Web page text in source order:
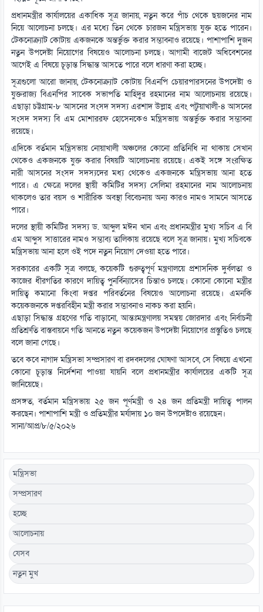
প্রধানমন্ত্রীর কার্যালয়ের একাধিক সূত্র জানায়, নতুন করে পাঁচ থেকে ছয়জনের নাম
নিয়ে আলোচনা চলছে। এর মধ্যে তিন থেকে চারজন মন্ত্রিসভায় যুক্ত হতে পারেন।
টেকনোক্র্যাট কোটায় একজনকে অন্তর্ভুক্ত করার সম্ভাবনাও রয়েছে। পাশাপাশি দুজন
নতুন উপদেষ্টা নিয়োগের বিষয়েও আলোচনা চলছে। আগামী বাজেট অধিবেশনের
আগেই এ বিষয়ে চূড়ান্ত সিদ্ধান্ত আসতে পারে বলে ধারণা করা হচ্ছে।
সূত্রগুলো আরো জানায়, টেকনোক্র্যাট কোটায় বিএনপি চেয়ারপারসনের উপদেষ্টা ও
যুক্তরাজ্য বিএনপির সাবেক সভাপতি মাহিদুর রহমানের নাম আলোচনায় রয়েছে।
এছাড়া চট্টগ্রাম-৮ আসনের সংসদ সদস্য এরশাদ উল্লাহ এবং পটুয়াখালী-৪ আসনের
সংসদ সদস্য বি এম মোশাররফ হোসেনকেও মন্ত্রিসভায় অন্তর্ভুক্ত করার সম্ভাবনা
রয়েছে।
এদিকে বর্তমান মন্ত্রিসভায় নোয়াখালী অঞ্চলের কোনো প্রতিনিধি না থাকায় সেখান
থেকেও একজনকে যুক্ত করার বিষয়টি আলোচনায় রয়েছে। একই সঙ্গে সংরক্ষিত
নারী আসনের সংসদ সদস্যদের মধ্য থেকেও একজনকে মন্ত্রিসভায় আনা হতে
পারে। এ ক্ষেত্রে দলের স্থায়ী কমিটির সদস্য সেলিমা রহমানের নাম আলোচনায়
থাকলেও তার বয়স ও শারীরিক অবস্থা বিবেচনায় অন্য কারও নামও সামনে আসতে
পারে।
দলের স্থায়ী কমিটির সদস্য ড. আব্দুল মঈন খান এবং প্রধানমন্ত্রীর মুখ্য সচিব এ বি
এম আব্দুস সাত্তারের নামও সম্ভাব্য তালিকায় রয়েছে বলে সূত্র জানায়। মুখ্য সচিবকে
মন্ত্রিসভায় আনা হলে ওই পদে নতুন নিয়োগ দেওয়া হতে পারে।
সরকারের একটি সূত্র বলছে, কয়েকটি গুরুত্বপূর্ণ মন্ত্রণালয়ে প্রশাসনিক দুর্বলতা ও
কাজের ধীরগতির কারণে দায়িত্ব পুনর্বিন্যাসের চিন্তাও চলছে। কোনো কোনো মন্ত্রীর
দায়িত্ব কমানো কিংবা দপ্তর পরিবর্তনের বিষয়েও আলোচনা রয়েছে। এমনকি
কয়েকজনকে দপ্তরবিহীন মন্ত্রী করার সম্ভাবনাও নাকচ করা হয়নি।
এছাড়া সিদ্ধান্ত গ্রহণের গতি বাড়ানো, আন্তঃমন্ত্রণালয় সমন্বয় জোরদার এবং নির্বাচনী
প্রতিশ্রুতি বাস্তবায়নে গতি আনতে নতুন কয়েকজন উপদেষ্টা নিয়োগের প্রস্তুতিও চলছে
বলে জানা গেছে।
তবে কবে নাগাদ মন্ত্রিসভা সম্প্রসারণ বা রদবদলের ঘোষণা আসবে, সে বিষয়ে এখনো
কোনো চূড়ান্ত নির্দেশনা পাওয়া যায়নি বলে প্রধানমন্ত্রীর কার্যালয়ের একটি সূত্র
জানিয়েছে।
প্রসঙ্গত, বর্তমান মন্ত্রিসভায় ২৫ জন পূর্ণমন্ত্রী ও ২৪ জন প্রতিমন্ত্রী দায়িত্ব পালন
করছেন। পাশাপাশি মন্ত্রী ও প্রতিমন্ত্রীর মর্যাদায় ১০ জন উপদেষ্টাও রয়েছেন।
সানা/আপ্র/৮/৫/২০২৬
মন্ত্রিসভা
সম্প্রসারণ
হচ্ছে
আলোচনায়
যেসব
নতুন মুখ